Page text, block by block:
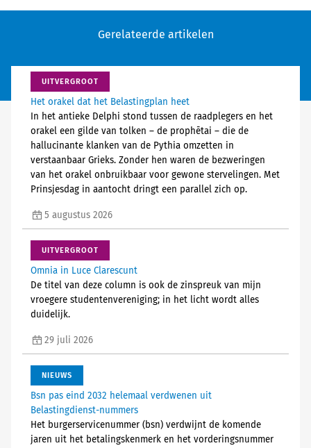
Gerelateerde artikelen
UITVERGROOT
Het orakel dat het Belastingplan heet
In het antieke Delphi stond tussen de raadplegers en het
orakel een gilde van tolken – de prophētai – die de
hallucinante klanken van de Pythia omzetten in
verstaanbaar Grieks. Zonder hen waren de bezweringen
van het orakel onbruikbaar voor gewone stervelingen. Met
Prinsjesdag in aantocht dringt een parallel zich op.
5 augustus 2026
UITVERGROOT
Omnia in Luce Clarescunt
De titel van deze column is ook de zinspreuk van mijn
vroegere studentenvereniging; in het licht wordt alles
duidelijk.
29 juli 2026
NIEUWS
Bsn pas eind 2032 helemaal verdwenen uit
Belastingdienst-nummers
Het burgerservicenummer (bsn) verdwijnt de komende
jaren uit het betalingskenmerk en het vorderingsnummer